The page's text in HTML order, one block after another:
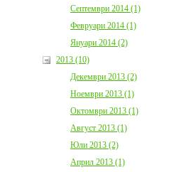
Септември 2014 (1)
Февруари 2014 (1)
Януари 2014 (2)
2013 (10)
Декември 2013 (2)
Ноември 2013 (1)
Октомври 2013 (1)
Август 2013 (1)
Юли 2013 (2)
Април 2013 (1)